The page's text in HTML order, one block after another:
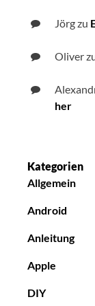
Jörgzu
Oliver
her
Kategorien
Allgemein
Android
Anleitung
Apple
DIY